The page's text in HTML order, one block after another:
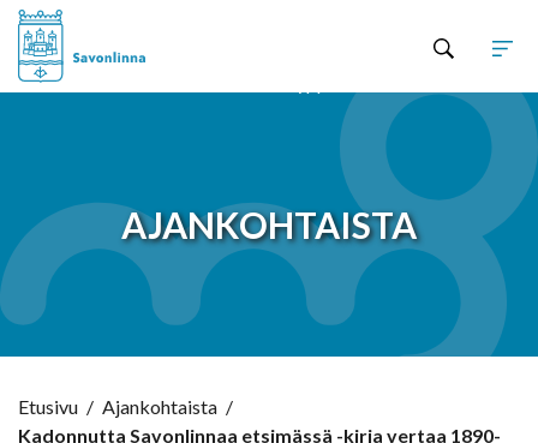
AJANKOHTAISTA
Etusivu / Ajankohtaista /
Kadonnutta Savonlinnaa etsimässä -kirja vertaa 1890-